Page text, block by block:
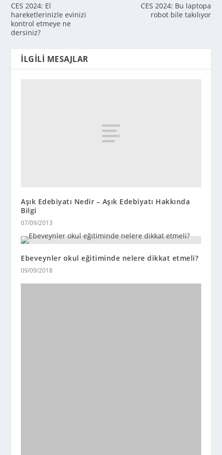
CES 2024: El
hareketlerinizle evinizi
kontrol etmeye ne
dersiniz?
CES 2024: Bu laptopa
robot bile takılıyor
İLGILI MESAJLAR
Aşık Edebiyatı Nedir – Aşık Edebiyatı Hakkında
Bilgi
07/09/2013
Ebeveynler okul eğitiminde nelere dikkat etmeli?
09/09/2018